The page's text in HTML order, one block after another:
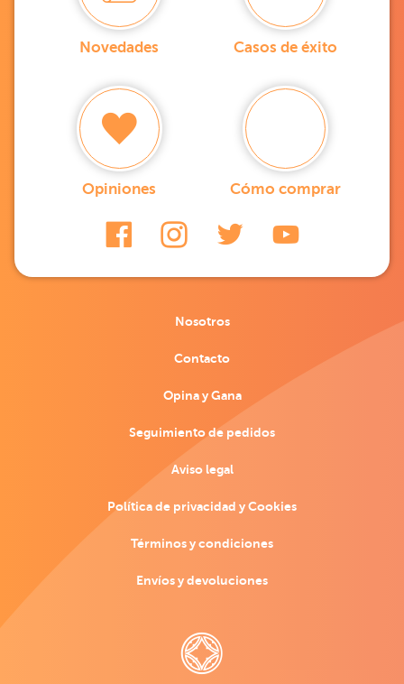
Novedades Casos de éxito
Opiniones Cómo comprar
Nosotros
Contacto
Opina y Gana
Seguimiento de pedidos
Aviso legal
Política de privacidad y Cookies
Términos y condiciones
Envíos y devoluciones